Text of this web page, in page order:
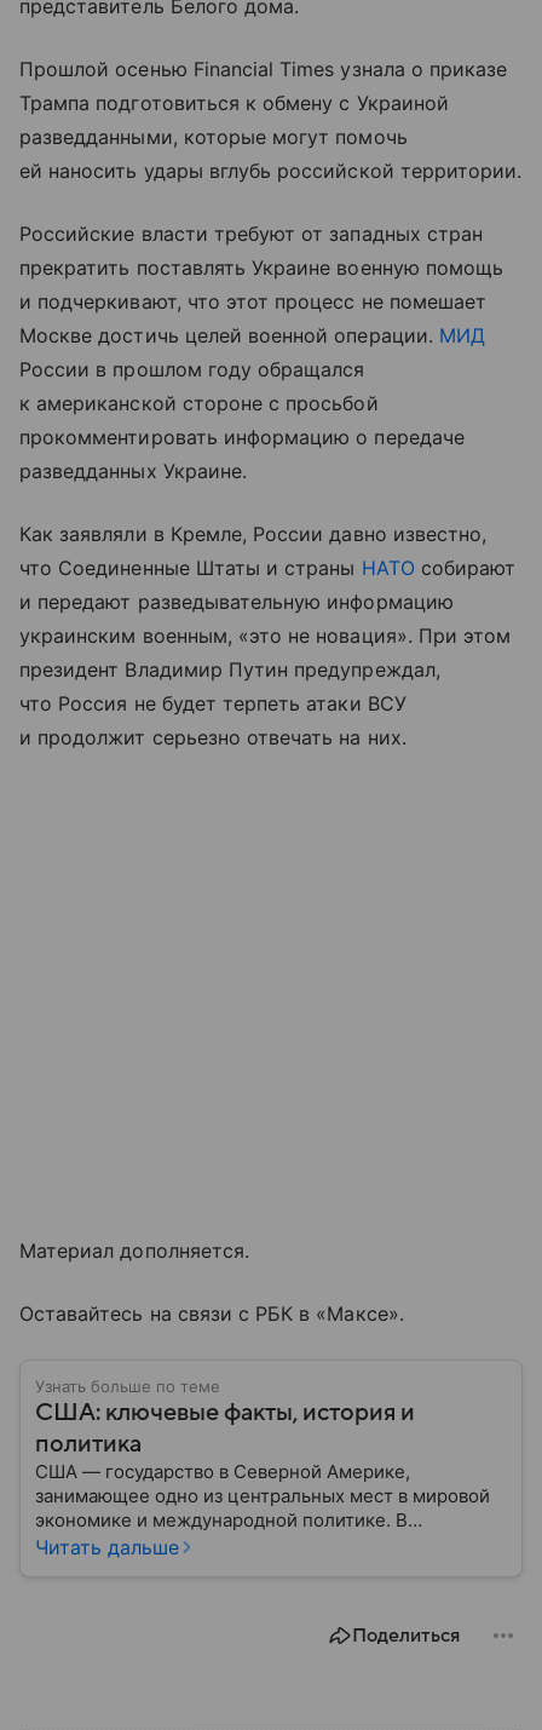
представитель Белого дома.
Прошлой осенью Financial Times узнала о приказе
Трампа подготовиться к обмену с Украиной
разведданными, которые могут помочь
ей наносить удары вглубь российской территории.
Российские власти требуют от западных стран
прекратить поставлять Украине военную помощь
и подчеркивают, что этот процесс не помешает
Москве достичь целей военной операции. МИД
России в прошлом году обращался
к американской стороне с просьбой
прокомментировать информацию о передаче
разведданных Украине.
Как заявляли в Кремле, России давно известно,
что Соединенные Штаты и страны НАТО собирают
и передают разведывательную информацию
украинским военным, «это не новация». При этом
президент Владимир Путин предупреждал,
что Россия не будет терпеть атаки ВСУ
и продолжит серьезно отвечать на них.
Материал дополняется.
Оставайтесь на связи с РБК в «Максе».
Узнать больше по теме
США: ключевые факты, история и
политика
США — государство в Северной Америке,
занимающее одно из центральных мест в мировой
экономике и международной политике. В
материале — основные сведения об этой стране.
Читать дальше
Поделиться